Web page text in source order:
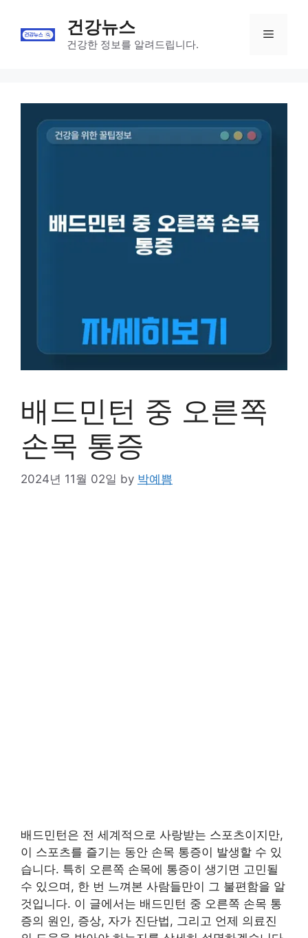
content
건강뉴스
건강한 정보를 알려드립니다.
Menu
배드민턴 중 오른쪽
손목 통증
2024년 11월 02일 by 박예쁨
배드민턴은 전 세계적으로 사랑받는 스포츠이지만,
이 스포츠를 즐기는 동안 손목 통증이 발생할 수 있
습니다. 특히 오른쪽 손목에 통증이 생기면 고민될
수 있으며, 한 번 느껴본 사람들만이 그 불편함을 알
것입니다. 이 글에서는 배드민턴 중 오른쪽 손목 통
증의 원인, 증상, 자가 진단법, 그리고 언제 의료진